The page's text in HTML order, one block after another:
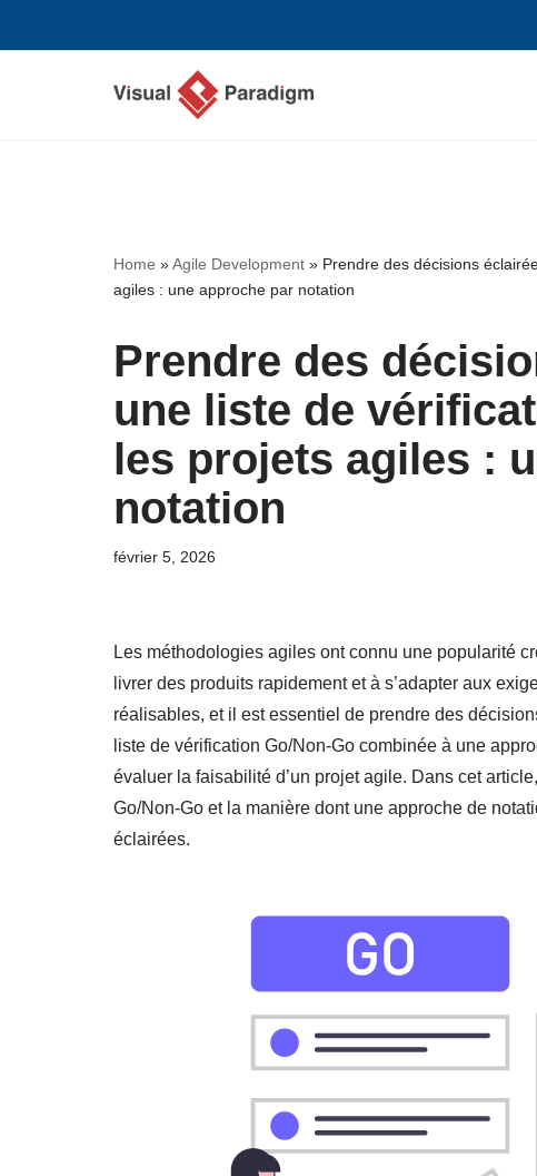
Home »Agile Development » Prendre des décisions
agiles : une approche par notation
Prendre des
une liste de
les projets agiles :
notation
février 5, 2026
Les méthodologies agiles ont connu une popularité
livrer des produits rapidement et à s’adapter aux
réalisables, et il est essentiel de prendre des
liste de vérification Go/Non-Go combinée à une
évaluer la faisabilité d’un projet agile. Dans cet
Go/Non-Go et la manière dont une approche de
éclairées.